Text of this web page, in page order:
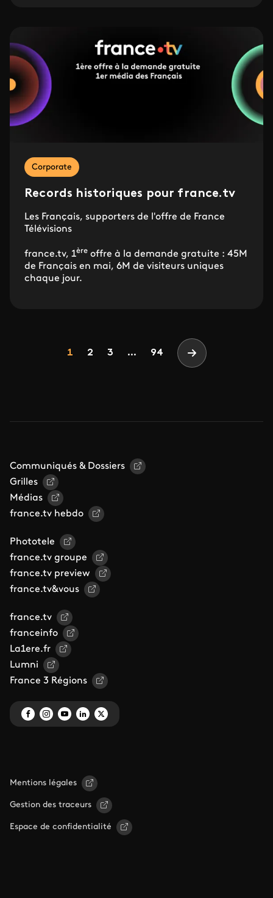
Corporate
Records historiques pour france.tv
Les Français, supporters de l'offre de France
Télévisions
france.tv, 1ère offre à la demande gratuite : 45M
de Français en mai, 6M de visiteurs uniques
chaque jour.
Page
1 Page
2 Page
3 ... 94 Page suivante
Communiqués & Dossiers
Grilles
Médias
france.tv hebdo
Phototele
france.tv groupe
france.tv preview
france.tv&vous
france.tv
franceinfo
La1ere.fr
Lumni
France 3 Régions
Mentions légales
Gestion des traceurs
Espace de confidentialité